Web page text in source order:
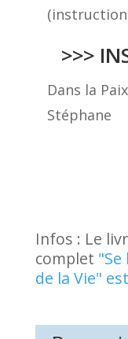
>>>
Dans la
Stéphane
Infos : Le
complet
de la Vie"